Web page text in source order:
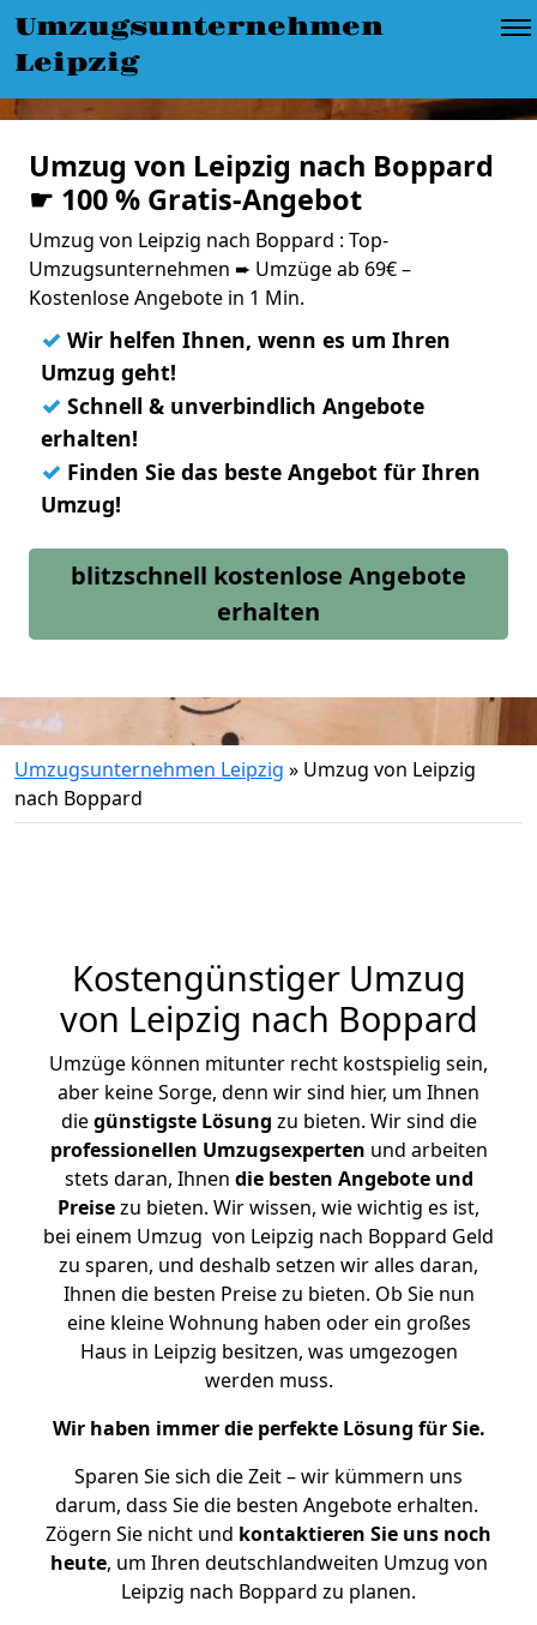
Umzugsunternehmen
Leipzig
Umzug von Leipzig nach Boppard
☛ 100 % Gratis-Angebot
Umzug von Leipzig nach Boppard : Top-
Umzugsunternehmen ➨ Umzüge ab 69€ –
Kostenlose Angebote in 1 Min.
✓ Wir helfen Ihnen, wenn es um Ihren
Umzug geht!
✓ Schnell & unverbindlich Angebote
erhalten!
✓ Finden Sie das beste Angebot für Ihren
Umzug!
blitzschnell kostenlose Angebote
erhalten
Umzugsunternehmen Leipzig » Umzug von Leipzig
nach Boppard
Kostengünstiger Umzug
von Leipzig nach Boppard
Umzüge können mitunter recht kostspielig sein,
aber keine Sorge, denn wir sind hier, um Ihnen
diegünstigste Lösung zu bieten. Wir sind die
professionellen Umzugsexperten und arbeiten
stets daran, Ihnen die besten Angebote und
Preisezu bieten. Wir wissen, wie wichtig es ist,
bei einem Umzug von Leipzig nach Boppard Geld
zu sparen, und deshalb setzen wir alles daran,
Ihnen die besten Preise zu bieten. Ob Sie nun
eine kleine Wohnung haben oder ein großes
Haus in Leipzig besitzen, was umgezogen
werden muss.
Wir haben immer die perfekte Lösung für Sie.
Sparen Sie sich die Zeit – wir kümmern uns
darum, dass Sie die besten Angebote erhalten.
Zögern Sie nicht und kontaktieren Sie uns noch
heute, um Ihren deutschlandweiten Umzug von
Leipzig nach Boppard zu planen.